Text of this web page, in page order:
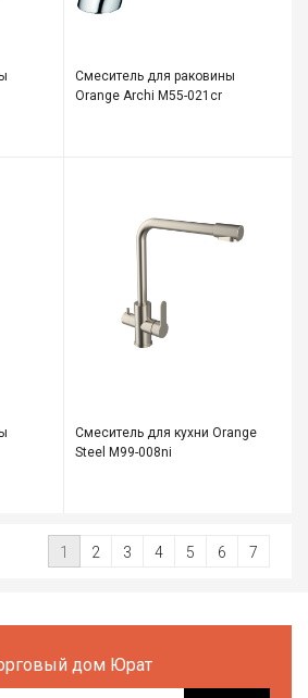
Смеситель для раковины
Orange Archi M55-021cr
Смеситель для кухни Orange
Steel M99-008ni
1 2 3 4 5 6 7
дом Юрат